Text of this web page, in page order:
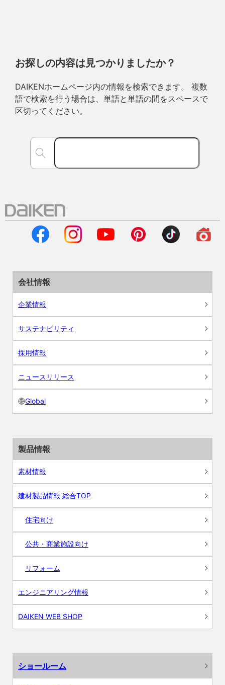
お探しの内容は見つかりましたか？
DAIKENホームページ内の情報を検索できます。 複数
語で検索を行う場合は、単語と単語の間をスペースで
区切ってください。
会社情報
企業情報
サステナビリティ
採用情報
ニュースリリース
Global
製品情報
素材情報
建材製品情報 総合TOP
住宅向け
公共・商業施設向け
リフォーム
エンジニアリング情報
DAIKEN WEB SHOP
ショールーム